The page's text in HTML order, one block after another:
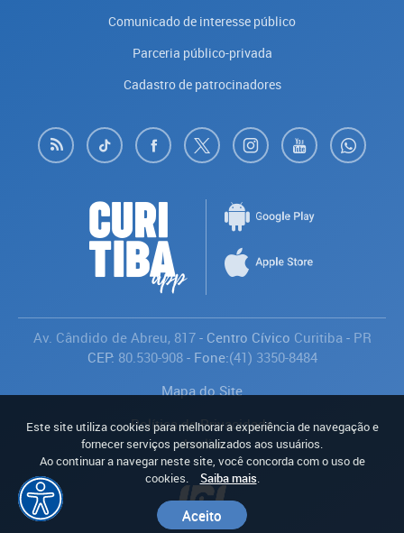
Comunicado de interesse público
Parceria público-privada
Cadastro de patrocinadores
Av. Cândido de Abreu, 817- Centro Cívico Curitiba- PR
CEP: 80.530-908- Fone:(41) 3350-8484
Mapa do Site
Política de Privacidade
Avaliar
Este site utiliza cookies para melhorar a experiência de navegação e
fornecer serviços personalizados aos usuários.
Ao continuar a navegar neste site, você concorda com o uso de
cookies.
Saiba mais.
Aceito